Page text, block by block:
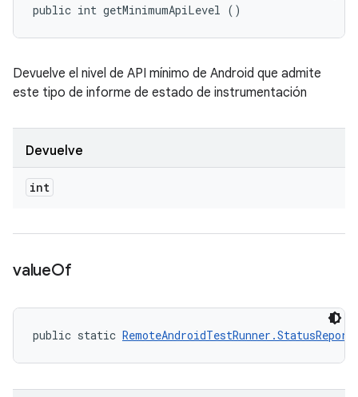
public int getMinimumApiLevel ()
Devuelve el nivel de API mínimo de Android que admite
este tipo de informe de estado de instrumentación
Devuelve
int
valueOf
public static